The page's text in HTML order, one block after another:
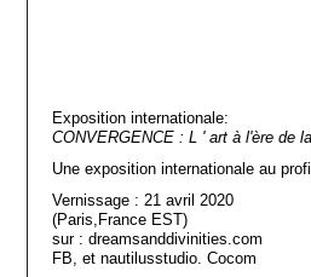
Exposition internationale:
CONVERGENCE : L ' art à l'ère de
Une exposition internationale au
Vernissage : 21 avril 2020
(Paris,France EST)
sur : dreamsanddivinities.com
FB, et nautilusstudio. Cocom